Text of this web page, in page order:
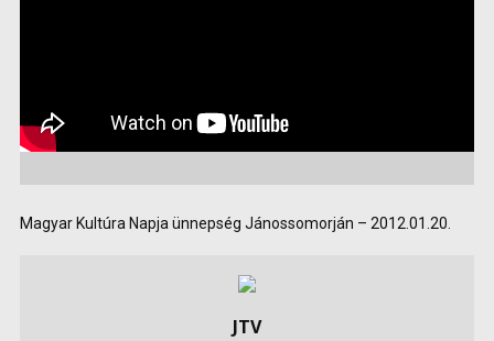
Magyar Kultúra Napja ünnepség Jánossomorján – 2012.01.20.
JTV